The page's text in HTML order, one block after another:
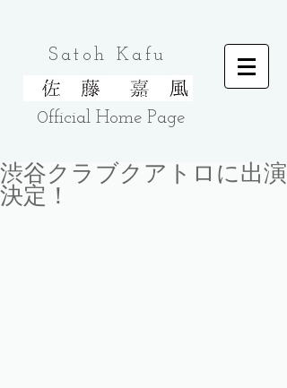
Satoh Kafu
0fficial HomePage
渋谷クラブクアトロに出演
決定！